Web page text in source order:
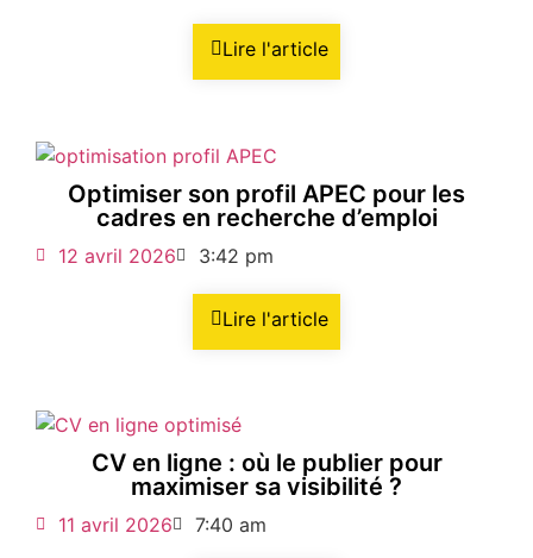
Lire l'article
Optimiser son profil APEC pour les
cadres en recherche d’emploi
12 avril 2026 3:42 pm
Lire l'article
CV en ligne : où le publier pour
maximiser sa visibilité ?
11 avril 2026 7:40 am